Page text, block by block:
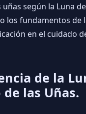
según la Luna
los fundamentos de
en el cuidado
de la
las Uñas.